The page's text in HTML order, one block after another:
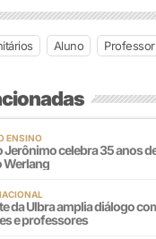
Aluno Professor
ENSINO
Jerônimo celebra 35 anos
Werlang
da Ulbra amplia diálogo
e professores